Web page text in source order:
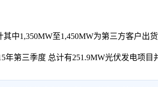
1,350MW至1,450MW为第三方客户出货
第三季度 总计有251.9MW光伏发电项目